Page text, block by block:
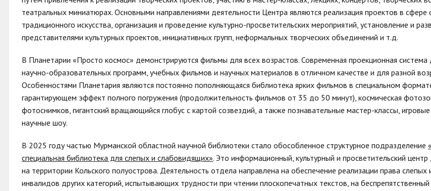
театральных миниатюрах. Основными направлениями деятельности Центра являются реализация проектов в сфере
традиционного искусства, организация и проведение культурно-просветительских мероприятий, установление и
представителями культурных проектов, инициативных групп, неформальных творческих объединений и т.д.
В Планетарии «Просто космос» демонстрируются фильмы для всех возрастов. Современная проекционная
научно-образовательных программ, учебных фильмов и научных материалов в отличном качестве и для разной
Особенностями Планетария являются постоянно пополняющаяся библиотека ярких фильмов в специальном
гарантирующем эффект полного погружения (продолжительность фильмов от 35 до 50 минут), космическая
фотоснимков, гигантский вращающийся глобус с картой созвездий, а также познавательные мастер-классы,
научные шоу.
В 2025 году частью Мурманской областной научной библиотеки стало обособленное структурное подразделение
специальная библиотека для слепых и слабовидящих». Это информационный, культурный и просветительский
на территории Кольского полуострова. Деятельность отдела направлена на обеспечение реализации права
инвалидов других категорий, испытывающих трудности при чтении плоскопечатных текстов, на